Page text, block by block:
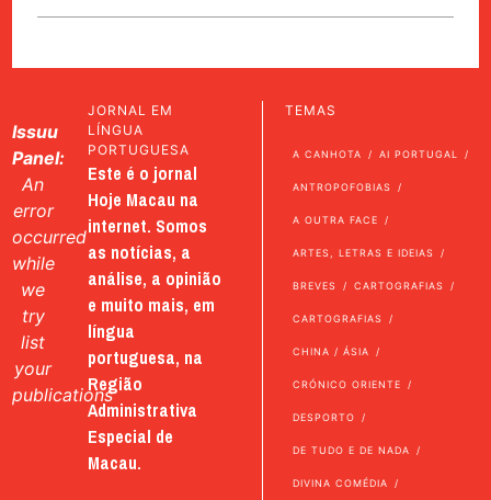
Issuu
Panel:
An
error
occurred
while
we
try
list
your
publications
JORNAL EM
LÍNGUA
PORTUGUESA
Este é o jornal
Hoje Macau na
internet. Somos
as notícias, a
análise, a opinião
e muito mais, em
língua
portuguesa, na
Região
Administrativa
Especial de
Macau.
TEMAS
A CANHOTA AI PORTUGAL
ANTROPOFOBIAS
A OUTRA FACE
ARTES, LETRAS E IDEIAS
BREVES CARTOGRAFIAS
CARTOGRAFIAS
CHINA / ÁSIA
CRÓNICO ORIENTE
DESPORTO
DE TUDO E DE NADA
DIVINA COMÉDIA